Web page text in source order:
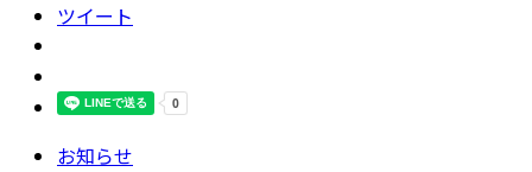
ツイート
お知らせ